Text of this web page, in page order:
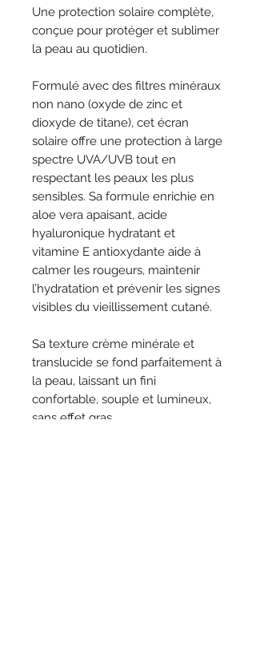
Une protection solaire complète,
conçue pour protéger et sublimer
la peau au quotidien.
Formulé avec des filtres minéraux
non nano (oxyde de zinc et
dioxyde de titane), cet écran
solaire offre une protection à large
spectre UVA/UVB tout en
respectant les peaux les plus
sensibles. Sa formule enrichie en
aloe vera apaisant, acide
hyaluronique hydratant et
vitamine E antioxydante aide à
calmer les rougeurs, maintenir
l’hydratation et prévenir les signes
visibles du vieillissement cutané.
Sa texture crème minérale et
translucide se fond parfaitement à
la peau, laissant un fini
confortable, souple et lumineux,
sans effet gras.